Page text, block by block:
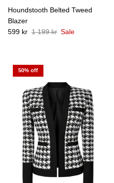
Houndstooth Belted Tweed
Blazer
599 kr 1 199 kr Sale
50% off